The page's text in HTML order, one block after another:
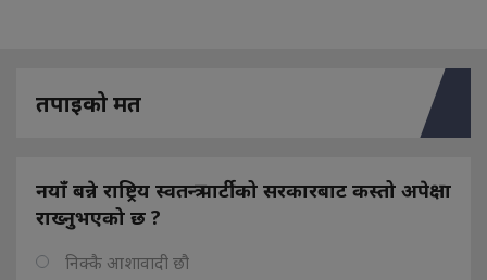
तपाइको मत
नयाँ बन्ने राष्ट्रिय स्वतन्त्र पार्टीको सरकारबाट कस्तो अपेक्षा
राख्नुभएको छ ?
निक्कै आशावादी छौ